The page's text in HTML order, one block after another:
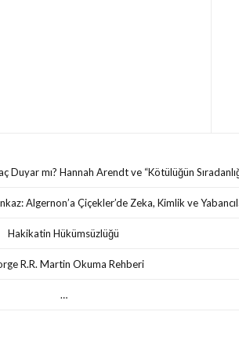
mı? Hannah Arendt ve “Kötülüğün
Algernon’a Çiçekler’de Zeka, Kimlik ve
Hakikatin Hükümsüzlüğü
R.R. Martin Okuma Rehberi
…